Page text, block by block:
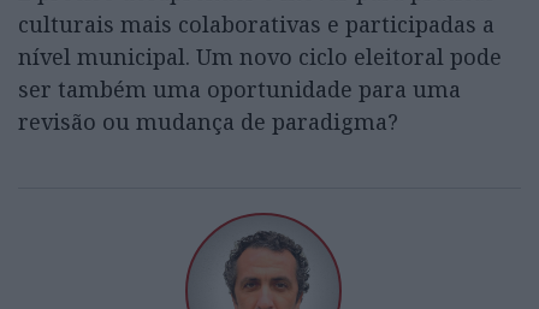
culturais mais colaborativas e participadas a
nível municipal. Um novo ciclo eleitoral pode
ser também uma oportunidade para uma
revisão ou mudança de paradigma?